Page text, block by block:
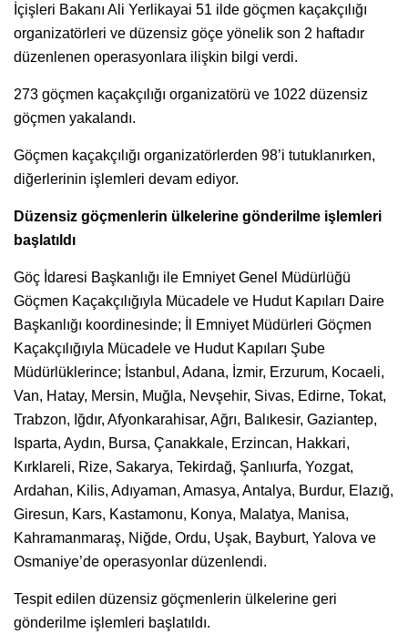
İçişleri Bakanı Ali Yerlikayai 51 ilde göçmen kaçakçılığı
organizatörleri ve düzensiz göçe yönelik son 2 haftadır
düzenlenen operasyonlara ilişkin bilgi verdi.
273 göçmen kaçakçılığı organizatörü ve 1022 düzensiz
göçmen yakalandı.
Göçmen kaçakçılığı organizatörlerden 98’i tutuklanırken,
diğerlerinin işlemleri devam ediyor.
Düzensiz göçmenlerin ülkelerine gönderilme işlemleri
başlatıldı
Göç İdaresi Başkanlığı ile Emniyet Genel Müdürlüğü
Göçmen Kaçakçılığıyla Mücadele ve Hudut Kapıları Daire
Başkanlığı koordinesinde; İl Emniyet Müdürleri Göçmen
Kaçakçılığıyla Mücadele ve Hudut Kapıları Şube
Müdürlüklerince; İstanbul, Adana, İzmir, Erzurum, Kocaeli,
Van, Hatay, Mersin, Muğla, Nevşehir, Sivas, Edirne, Tokat,
Trabzon, Iğdır, Afyonkarahisar, Ağrı, Balıkesir, Gaziantep,
Isparta, Aydın, Bursa, Çanakkale, Erzincan, Hakkari,
Kırklareli, Rize, Sakarya, Tekirdağ, Şanlıurfa, Yozgat,
Ardahan, Kilis, Adıyaman, Amasya, Antalya, Burdur, Elazığ,
Giresun, Kars, Kastamonu, Konya, Malatya, Manisa,
Kahramanmaraş, Niğde, Ordu, Uşak, Bayburt, Yalova ve
Osmaniye’de operasyonlar düzenlendi.
Tespit edilen düzensiz göçmenlerin ülkelerine geri
gönderilme işlemleri başlatıldı.